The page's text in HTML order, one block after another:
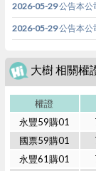
2026-05-29 公告本
2026-05-29 公告本
大樹 相關權
權證
永豐59購01
國票59購01
永豐61購01